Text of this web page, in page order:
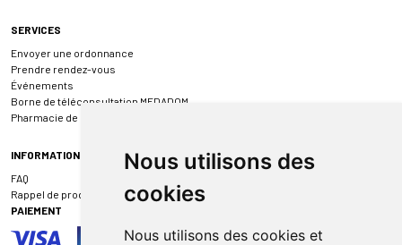
Nous utilisons des
cookies
Nous utilisons des cookies et
SERVICES
Envoyer une ordonnance
Prendre rendez-vous
Événements
Borne de téléconsultation MEDADOM
Pharmacie de garde
INFORMATIONS
FAQ
Rappel de produit
PAIEMENT